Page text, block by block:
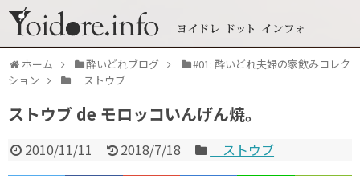
ホーム 酔いどれブログ
#01: 酔いどれ夫婦の家飲みコレク
ション
ストウブ
ストウブ de モロッコいんげん焼。
2010/11/11 2018/7/18 ストウブ